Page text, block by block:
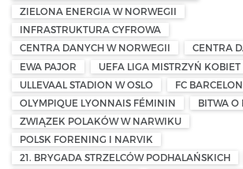
ZIELONA ENERGIA W NORWEGII
INFRASTRUKTURA CYFROWA
CENTRA DANYCH W NORWEGII
CENTRA
EWA PAJOR
UEFA LIGA MISTRZYŃ
ULLEVAAL STADION W OSLO
FC
OLYMPIQUE LYONNAIS FÉMININ
BITWA O
ZWIĄZEK POLAKÓW W NARWIKU
POLSK FORENING I NARVIK
21. BRYGADA STRZELCÓW PODHALAŃSKICH